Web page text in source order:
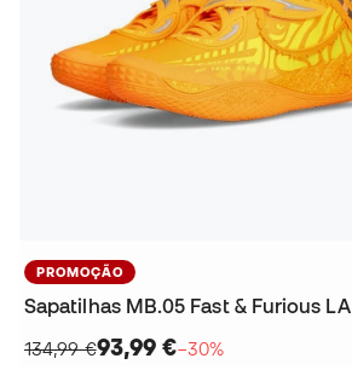
PROMOÇÃO
Sapatilhas MB.05 Fast & Furious LA
134,99 €93,99 €−30%